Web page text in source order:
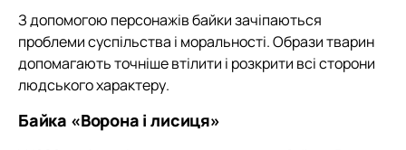
З допомогою персонажів байки зачіпаються
проблеми суспільства і моральності. Образи тварин
допомагають точніше втілити і розкрити всі сторони
людського характеру.
Байка «Ворона і лисиця»